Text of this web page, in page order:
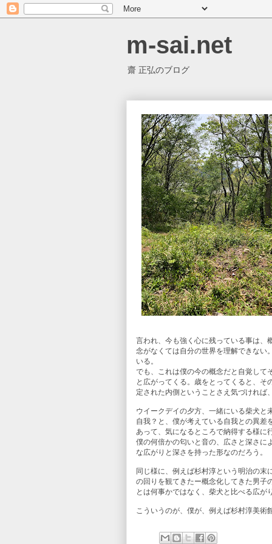
m-sai.net
齋 正弘のブログ
言われ、今も強く心に残っている事は、
念がなくては自分の世界を理解できない
いる。
でも、これは僕の今の概念だと自覚して
と広がってくる。歳をとってくると、
定された内側ということさえ気づければ
ウイークデイの夕方、一緒にいる柴犬と
自我？と、僕が考えている自我との異差
あって、気になるところで納得する様に
僕の何倍かの匂いと音の、広さと深さに
な広がりと深さを持った形なのだろう。
同じ様に、例えば杉村淳という明治の
の回りを観てきたー概念化してきた男子
とは何事かではなく、柴犬と比べる広が
こういうのが、僕が、例えば杉村淳美術